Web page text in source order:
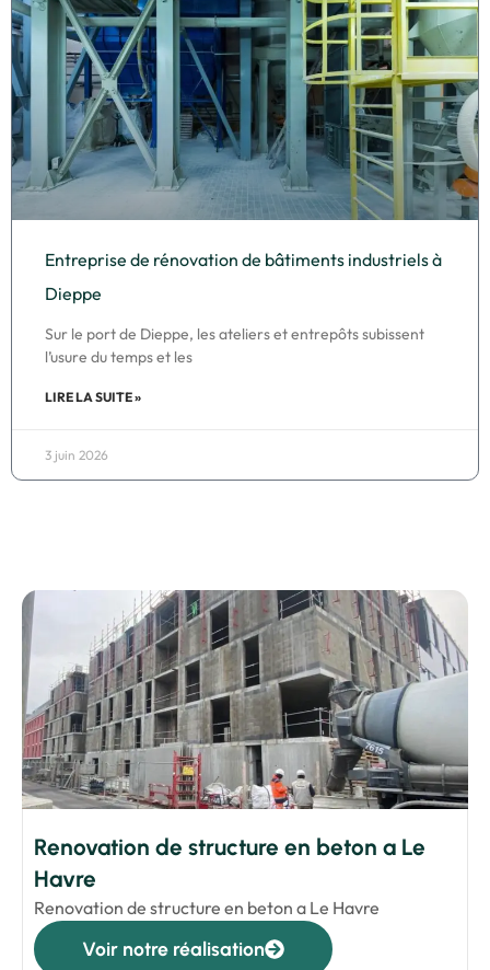
Entreprise de rénovation de bâtiments industriels à
Dieppe
Sur le port de Dieppe, les ateliers et entrepôts subissent
l’usure du temps et les
LIRE LA SUITE »
3 juin 2026
Renovation de structure en beton a Le
Havre
Renovation de structure en beton a Le Havre
Voir notre réalisation